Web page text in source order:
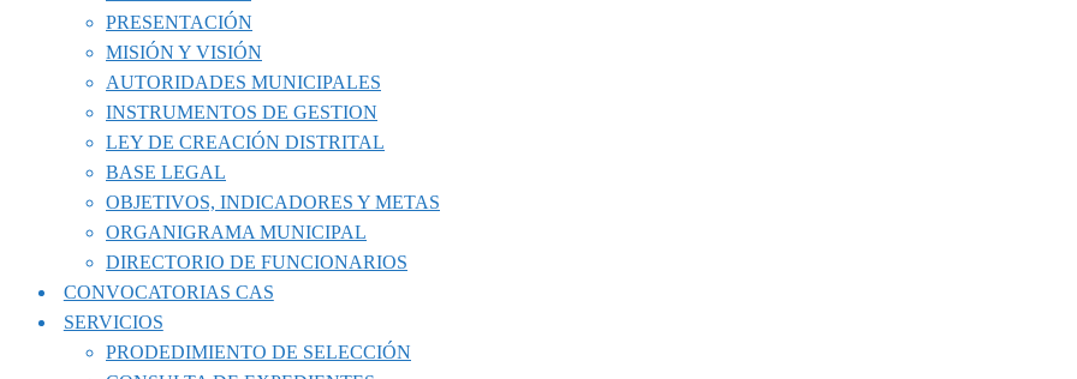
PRESENTACIÓN
MISIÓN Y VISIÓN
AUTORIDADES MUNICIPALES
INSTRUMENTOS DE GESTION
LEY DE CREACIÓN DISTRITAL
BASE LEGAL
OBJETIVOS, INDICADORES Y METAS
ORGANIGRAMA MUNICIPAL
DIRECTORIO DE FUNCIONARIOS
CONVOCATORIAS CAS
SERVICIOS
PRODEDIMIENTO DE SELECCIÓN